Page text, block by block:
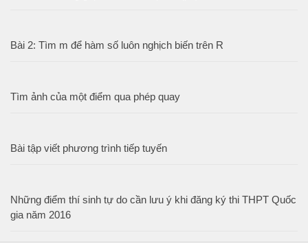
Bài 2: Tìm m để hàm số luôn nghịch biến trên R
Tìm ảnh của một điểm qua phép quay
Bài tập viết phương trình tiếp tuyến
Những điểm thí sinh tự do cần lưu ý khi đăng ký thi THPT Quốc
gia năm 2016